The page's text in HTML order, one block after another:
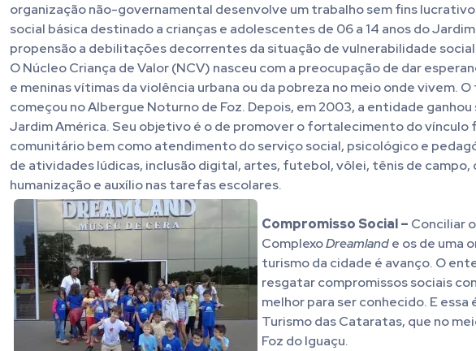
organização não-governamental desenvolve um trabalho sem fins
social básica destinado a crianças e adolescentes de 06 a 14 anos do
propensão a debilitações decorrentes da situação de vulnerabilidade
O Núcleo Criança de Valor (NCV) nasceu com a preocupação de dar
e meninas vítimas da violência urbana ou da pobreza no meio onde vivem.
começou no Albergue Noturno de Foz. Depois, em 2003, a entidade
Jardim América. Seu objetivo é o de promover o fortalecimento do vínculo
comunitário bem como atendimento do serviço social, psicológico e
de atividades lúdicas, inclusão digital, artes, futebol, vôlei, tênis de campo,
humanização e auxílio nas tarefas escolares.
Compromisso Social – Conciliar
ComplexoDreamlande os de uma
turismo da cidade é avanço. O
resgatar compromissos sociais
melhor para ser conhecido. E
Turismo das Cataratas, que no
Foz do Iguaçu.